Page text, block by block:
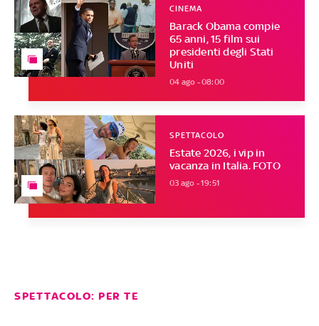
Barack Obama compie
65 anni, 15 film sui
presidenti degli Stati
Uniti
CINEMA
04 ago - 08:00
Estate 2026, i vip in
vacanza in Italia. FOTO
SPETTACOLO
03 ago - 19:51
SPETTACOLO: PER TE